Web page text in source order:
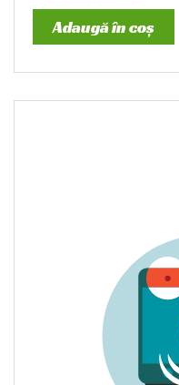
Adaugă în coș